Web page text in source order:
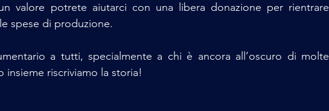
valore potrete aiutarci con una libera donazione per rientrare
spese di produzione.
a tutti, specialmente a chi è ancora all’oscuro di molte
insieme riscriviamo la storia!